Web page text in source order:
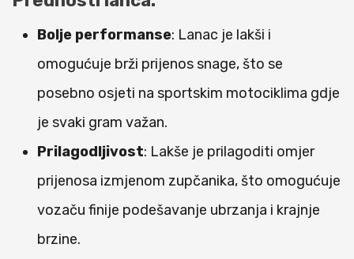
Bolje performanse: Lanac je lakši i
omogućuje brži prijenos snage, što se
posebno osjeti na sportskim motociklima gdje
je svaki gram važan.
Prilagodljivost: Lakše je prilagoditi omjer
prijenosa izmjenom zupčanika, što omogućuje
vozaču finije podešavanje ubrzanja i krajnje
brzine.